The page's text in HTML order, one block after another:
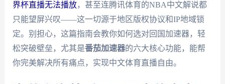
界杯直播无法播放，甚至连腾讯体育的NBA中文解说都
只能望屏兴叹——这一切源于地区版权协议和IP地域锁
定。别担心，这篇指南会教你如何选对回国加速器，轻
松突破壁垒，尤其是番茄加速器的六大核心功能，能帮
你完美解决所有痛点，实现中文体育直播自由。